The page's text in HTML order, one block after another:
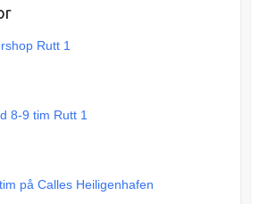
Rutt 1
8-9 tim Rutt 1
på Calles Heiligenhafen